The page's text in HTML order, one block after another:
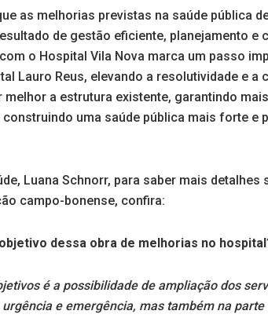
as melhorias previstas na saúde pública
de gestão eficiente, planejamento e
o Hospital Vila Nova marca um passo
Lauro Reus, elevando a resolutividade e a
a estrutura existente, garantindo
uma saúde pública mais forte e
Luana Schnorr, para saber mais detalhes
campo-bonense, confira:
dessa obra de melhorias no
é a possibilidade de ampliação dos
e emergência, mas também na